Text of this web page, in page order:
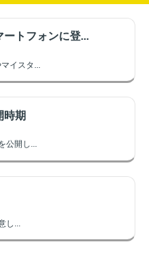
トフォンに登...
イスタ...
時期
公開し...
...